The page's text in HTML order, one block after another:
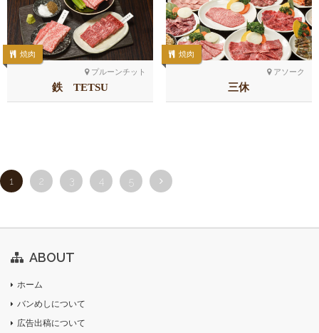
プルーンチット
焼肉
鉄 TETSU
アソーク
焼肉
三休
1 2 3 4 5
ABOUT
ホーム
バンめしについて
広告出稿について